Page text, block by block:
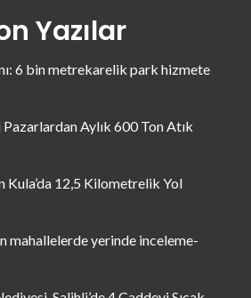
Yazılar
6 bin metrekarelik park hizmete
Aylık 600 Ton Atık
Kula’da 12,5 Kilometrelik Yol
mahallelerde yerinde inceleme-